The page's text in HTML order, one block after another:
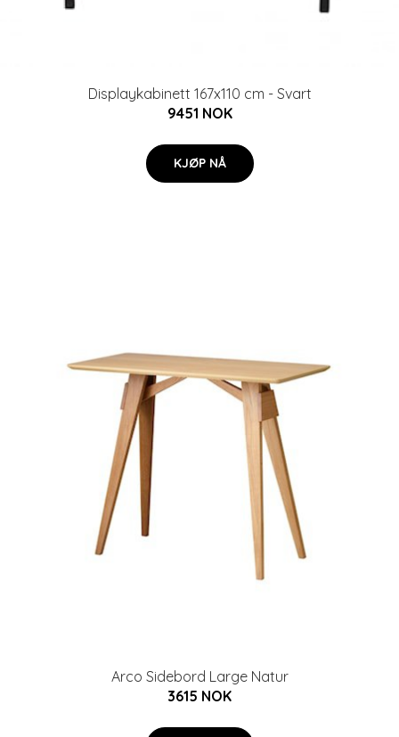
Displaykabinett 167x110 cm - Svart
9451 NOK
KJØP NÅ
Arco Sidebord Large Natur
3615 NOK